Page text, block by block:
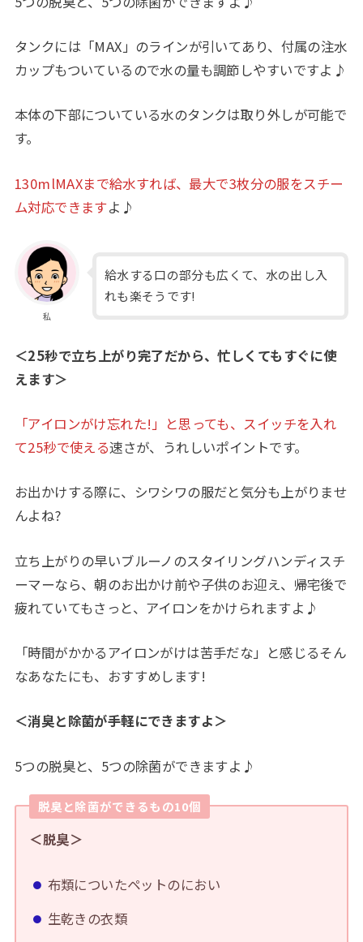
タンクには「MAX」のラインが引いてあり、付属の注水
カップもついているので水の量も調節しやすいですよ♪
本体の下部についている水のタンクは取り外しが可能で
す。
130mlMAXまで給水すれば、最大で3枚分の服をスチー
ム対応できますよ♪
私
給水する口の部分も広くて、水の出し入
れも楽そうです!
＜25秒で立ち上がり完了だから、忙しくてもすぐに使
えます＞
「アイロンがけ忘れた!」と思っても、スイッチを入れ
て25秒で使える速さが、うれしいポイントです。
お出かけする際に、シワシワの服だと気分も上がりませ
んよね?
立ち上がりの早いブルーノのスタイリングハンディスチ
ーマーなら、朝のお出かけ前や子供のお迎え、帰宅後で
疲れていてもさっと、アイロンをかけられますよ♪
「時間がかかるアイロンがけは苦手だな」と感じるそん
なあなたにも、おすすめします!
＜消臭と除菌が手軽にできますよ＞
5つの脱臭と、5つの除菌ができますよ♪
脱臭と除菌ができるもの10個
＜脱臭＞
布類についたペットのにおい
生乾きの衣類